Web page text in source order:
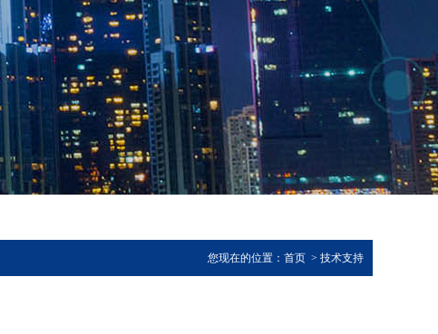
您现在的位置： 首页 > 技术支持